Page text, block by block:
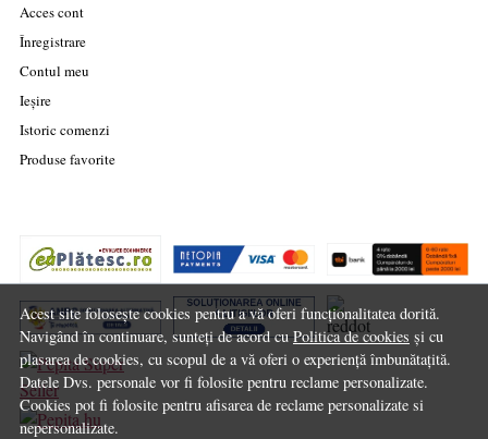
Acest site folosește cookies pentru a vă oferi funcționalitatea dorită.
Navigând în continuare, sunteți de acord cuPolitica de cookies și cu
plasarea de cookies, cu scopul de a vă oferi o experiență îmbunătațită.
Datele Dvs. personale vor fi folosite pentru reclame personalizate.
Cookies pot fi folosite pentru afisarea de reclame personalizate si
nepersonalizate.
Acces cont
Înregistrare
Contul meu
Ieșire
Istoric comenzi
Produse favorite